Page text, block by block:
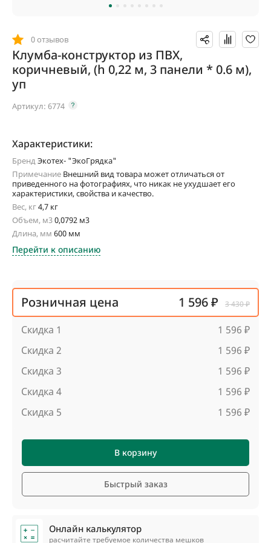
0 отзывов
Клумба-конструктор из ПВХ,
коричневый, (h 0,22 м, 3 панели * 0.6 м),
уп
Артикул: 6774
Характеристики:
БрендЭкотех- "ЭкоГрядка"
Примечание Внешний вид товара может отличаться от
приведенного на фотографиях, что никак не ухудшает его
характеристики, свойства и качество.
Вес, кг4,7 кг
Объем, м30,0792 м3
Длина, мм 600 мм
Перейти к описанию
Розничная цена 1 596 ₽ 3 430 ₽
Скидка 1
1 596 ₽
Скидка 2
1 596 ₽
Скидка 3
1 596 ₽
Скидка 4
1 596 ₽
Скидка 5
1 596 ₽
В корзину
Быстрый заказ
Онлайн калькулятор
расчитайте требуемое количества мешков